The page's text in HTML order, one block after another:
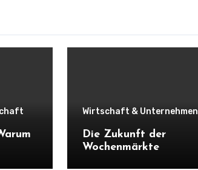
Wirtschaft & Unternehmen
Die Zukunft der
Wochenmärkte